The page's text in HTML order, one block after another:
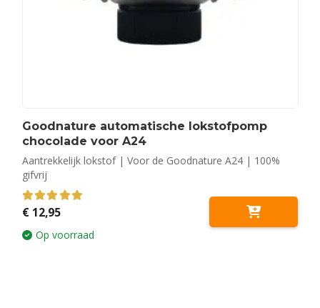
Goodnature automatische lokstofpomp
chocolade voor A24
Aantrekkelijk lokstof | Voor de Goodnature A24 | 100%
gifvrij
5.00out of 5
€12,95
Op voorraad